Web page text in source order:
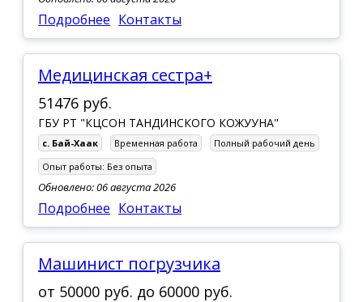
Подробнее Контакты
медицинская сестра+
51476 руб.
ГБУ РТ "КЦСОН ТАНДИНСКОГО КОЖУУНА"
с. Бай-Хаак Временная работа
Полный рабочий день
Опыт работы: Без опыта
Обновлено: 06 августа 2026
Подробнее Контакты
Машинист погрузчика
от 50000 руб. до 60000 руб.